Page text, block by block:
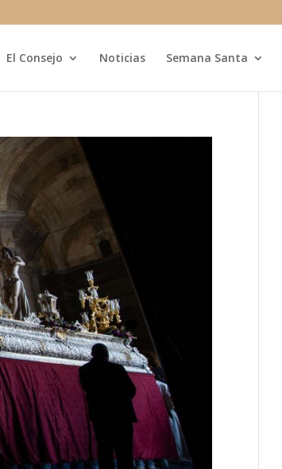
El Consejo Noticias Semana Santa